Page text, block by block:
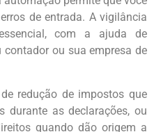
de entrada. A vigilância
com a ajuda de
ou sua empresa de
redução de impostos que
durante as declarações, ou
quando dão origem a